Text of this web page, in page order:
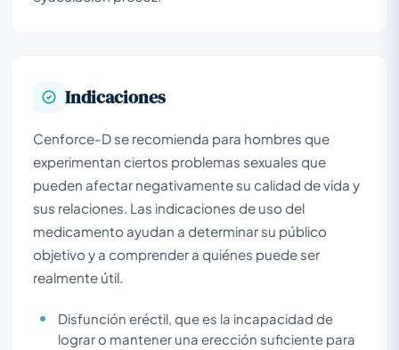
Indicaciones
Cenforce-D se recomienda para hombres que
experimentan ciertos problemas sexuales que
pueden afectar negativamente su calidad de vida y
sus relaciones. Las indicaciones de uso del
medicamento ayudan a determinar su público
objetivo y a comprender a quiénes puede ser
realmente útil.
Disfunción eréctil, que es la incapacidad de
lograr o mantener una erección suficiente para